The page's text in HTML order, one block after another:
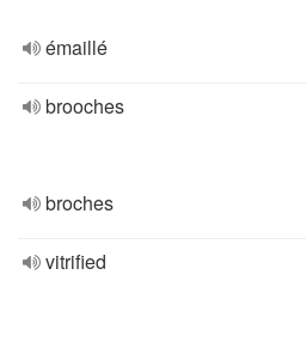
émaillé
brooches
broches
vitrified